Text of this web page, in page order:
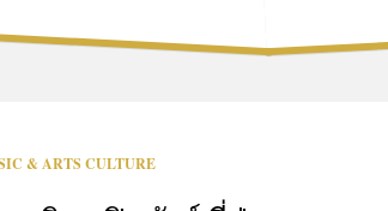
& ARTS CULTURE